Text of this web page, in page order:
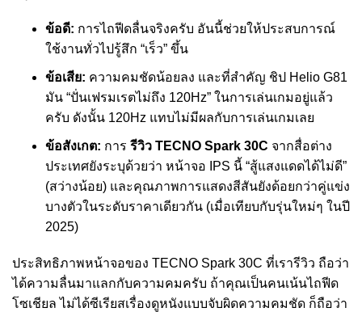
ข้อดี: การไถฟีดลื่นจริงครับ อันนี้ช่วยให้ประสบการณ์
ใช้งานทั่วไปรู้สึก “เร็ว” ขึ้น
ข้อเสีย: ความคมชัดน้อยลง และที่สำคัญ ชิป Helio G81
มัน “ปั่นเฟรมเรตไม่ถึง 120Hz” ในการเล่นเกมอยู่แล้ว
ครับ ดังนั้น 120Hz แทบไม่มีผลกับการเล่นเกมเลย
ข้อสังเกต: การ รีวิว TECNO Spark 30C จากสื่อต่าง
ประเทศยังระบุด้วยว่า หน้าจอ IPS นี้ “สู้แสงแดดได้ไม่ดี”
(สว่างน้อย) และคุณภาพการแสดงสีสันยังด้อยกว่าคู่แข่ง
บางตัวในระดับราคาเดียวกัน (เมื่อเทียบกับรุ่นใหม่ๆ ในปี
2025)
ประสิทธิภาพหน้าจอของ TECNO Spark 30C ที่เรารีวิว ถือว่า
ได้ความลื่นมาแลกกับความคมครับ ถ้าคุณเป็นคนเน้นไถฟีด
โซเชียล ไม่ได้ซีเรียสเรื่องดูหนังแบบจับผิดความคมชัด ก็ถือว่า